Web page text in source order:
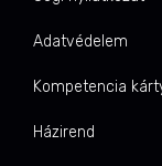
Adatvédelem
Kompetencia
Házirend